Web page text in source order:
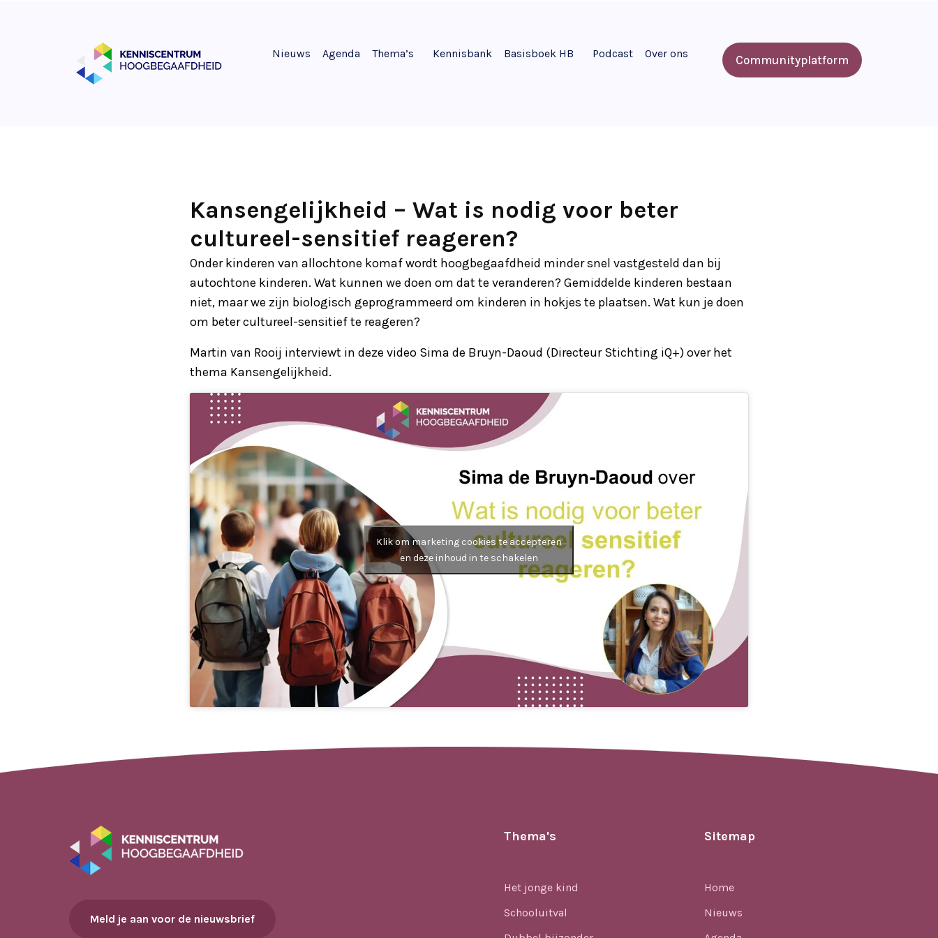
Nieuws Agenda Thema’s Kennisbank Basisboek HB Podcast Over ons Communityplatform
Kansengelijkheid – Wat is nodig voor beter
cultureel-sensitief reageren?
Onder kinderen van allochtone komaf wordt hoogbegaafdheid minder snel vastgesteld dan bij
autochtone kinderen. Wat kunnen we doen om dat te veranderen? Gemiddelde kinderen bestaan
niet, maar we zijn biologisch geprogrammeerd om kinderen in hokjes te plaatsen. Wat kun je doen
om beter cultureel-sensitief te reageren?
Martin van Rooij interviewt in deze video Sima de Bruyn-Daoud (Directeur Stichting iQ+) over het
thema Kansengelijkheid.
Klik om marketing cookies te accepteren
en deze inhoud in te schakelen
Meld je aan voor de nieuwsbrief
Thema's
Het jonge kind
Schooluitval
Sitemap
Home
Nieuws